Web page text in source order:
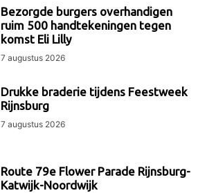
Bezorgde burgers overhandigen
ruim 500 handtekeningen tegen
komst Eli Lilly
7 augustus 2026
Drukke braderie tijdens Feestweek
Rijnsburg
7 augustus 2026
Route 79e Flower Parade Rijnsburg-
Katwijk-Noordwijk